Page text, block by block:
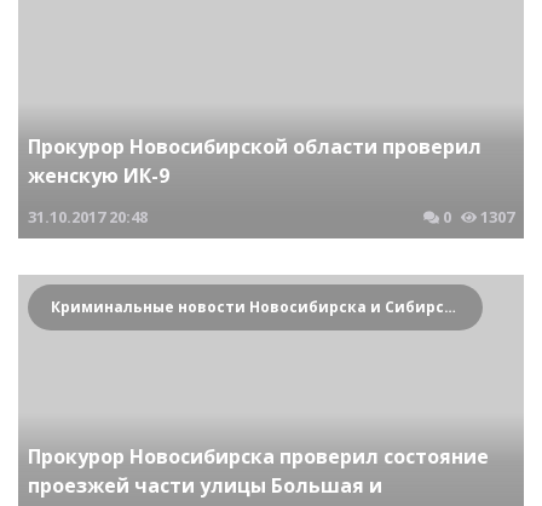
Прокурор Новосибирской области проверил
женскую ИК-9
31.10.2017 20:48 0 1307
Криминальные новости Новосибирска и Сибирского региона
Прокурор Новосибирска проверил состояние
проезжей части улицы Большая и